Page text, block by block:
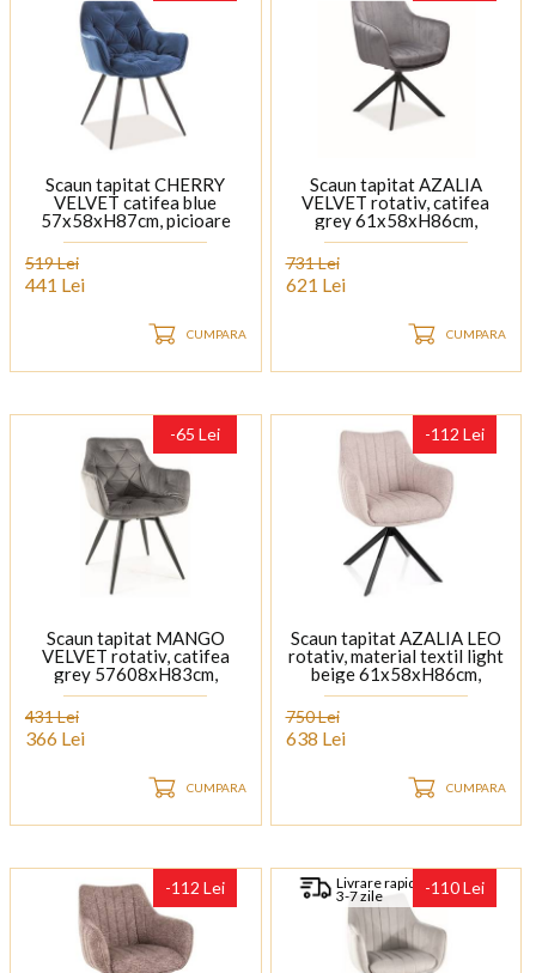
Scaun tapitat CHERRY
VELVET catifea blue
57x58xH87cm, picioare
negre
519 Lei
441 Lei
CUMPARA
Scaun tapitat AZALIA
VELVET rotativ, catifea
grey 61x58xH86cm,
picioare negre
731 Lei
621 Lei
CUMPARA
-65 Lei
Scaun tapitat MANGO
VELVET rotativ, catifea
grey 57608xH83cm,
picioare negre
431 Lei
366 Lei
CUMPARA
-112 Lei
Scaun tapitat AZALIA LEO
rotativ, material textil light
beige 61x58xH86cm,
picioare negre
750 Lei
638 Lei
CUMPARA
-112 Lei Livrare rapida
3-7 zile -110 Lei